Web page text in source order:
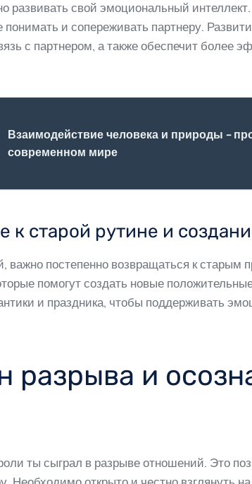
развивать свой эмоциональный
и сопереживать партнеру.
с партнером, а также обеспечит более
Взаимодействие человека и природы -
современном мире
к старой рутине и
важно постепенно возвращаться к старым
помогут создать новые
и праздника, чтобы поддерживать
разрыва и
ты сыграл в разрыве отношений. Это